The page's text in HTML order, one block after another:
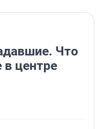
Что
в центре